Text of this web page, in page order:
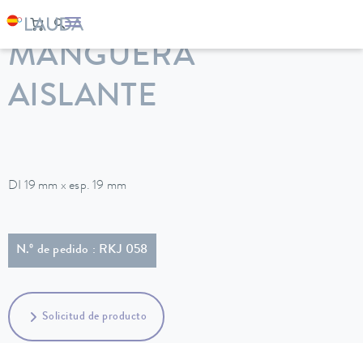
LAUDA Equipos de termorregulación
MANGUERA
AISLANTE
DI 19 mm x esp. 19 mm
N.º de pedido : RKJ 058
Solicitud de producto